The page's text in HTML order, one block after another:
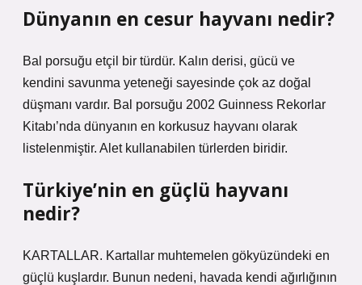
Dünyanın en cesur hayvanı nedir?
Bal porsuğu etçil bir türdür. Kalın derisi, gücü ve
kendini savunma yeteneği sayesinde çok az doğal
düşmanı vardır. Bal porsuğu 2002 Guinness Rekorlar
Kitabı’nda dünyanın en korkusuz hayvanı olarak
listelenmiştir. Alet kullanabilen türlerden biridir.
Türkiye’nin en güçlü hayvanı
nedir?
KARTALLAR. Kartallar muhtemelen gökyüzündeki en
güçlü kuşlardır. Bunun nedeni, havada kendi ağırlığının